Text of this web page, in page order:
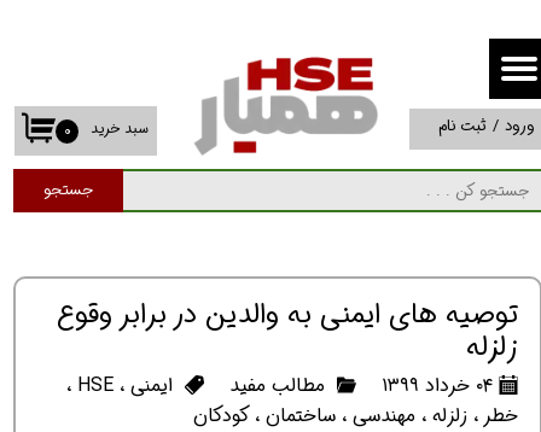
جستجو
۰ سبد خرید ورود / ثبت نام
حساب کاربری من
تغییر گذر واژه
سفارشات
توصيه های ايمنی به والدين در برابر وقوع
زلزله
۰۴ خرداد ۱۳۹۹ مطالب مفید ایمنی، HSE ،
خطر ، زلزله، مهندسی، ساختمان، کودکان